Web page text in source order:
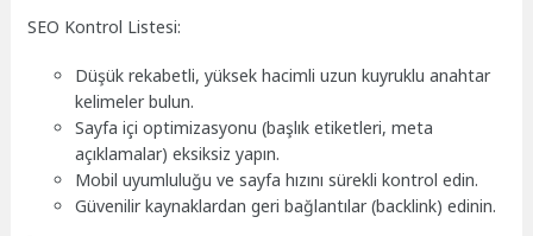
SEO Kontrol Listesi:
Düşük rekabetli, yüksek hacimli uzun kuyruklu anahtar
kelimeler bulun.
Sayfa içi optimizasyonu (başlık etiketleri, meta
açıklamalar) eksiksiz yapın.
Mobil uyumluluğu ve sayfa hızını sürekli kontrol edin.
Güvenilir kaynaklardan geri bağlantılar (backlink) edinin.